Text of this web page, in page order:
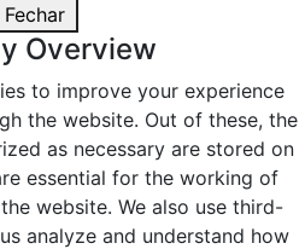
Fechar
Overview
to improve your experience
the website. Out of these, the
as necessary are stored on
essential for the working of
website. We also use third-
analyze and understand how